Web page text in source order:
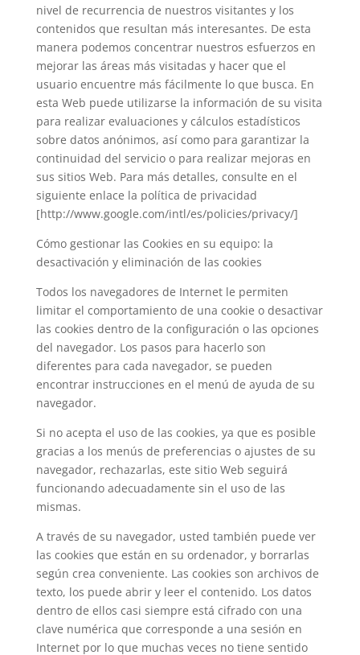
nivel de recurrencia de nuestros visitantes y los
contenidos que resultan más interesantes. De esta
manera podemos concentrar nuestros esfuerzos en
mejorar las áreas más visitadas y hacer que el
usuario encuentre más fácilmente lo que busca. En
esta Web puede utilizarse la información de su visita
para realizar evaluaciones y cálculos estadísticos
sobre datos anónimos, así como para garantizar la
continuidad del servicio o para realizar mejoras en
sus sitios Web. Para más detalles, consulte en el
siguiente enlace la política de privacidad
[http://www.google.com/intl/es/policies/privacy/]
Cómo gestionar las Cookies en su equipo: la
desactivación y eliminación de las cookies
Todos los navegadores de Internet le permiten
limitar el comportamiento de una cookie o desactivar
las cookies dentro de la configuración o las opciones
del navegador. Los pasos para hacerlo son
diferentes para cada navegador, se pueden
encontrar instrucciones en el menú de ayuda de su
navegador.
Si no acepta el uso de las cookies, ya que es posible
gracias a los menús de preferencias o ajustes de su
navegador, rechazarlas, este sitio Web seguirá
funcionando adecuadamente sin el uso de las
mismas.
A través de su navegador, usted también puede ver
las cookies que están en su ordenador, y borrarlas
según crea conveniente. Las cookies son archivos de
texto, los puede abrir y leer el contenido. Los datos
dentro de ellos casi siempre está cifrado con una
clave numérica que corresponde a una sesión en
Internet por lo que muchas veces no tiene sentido